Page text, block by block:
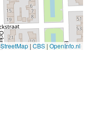
| CBS | OpenInfo.nl